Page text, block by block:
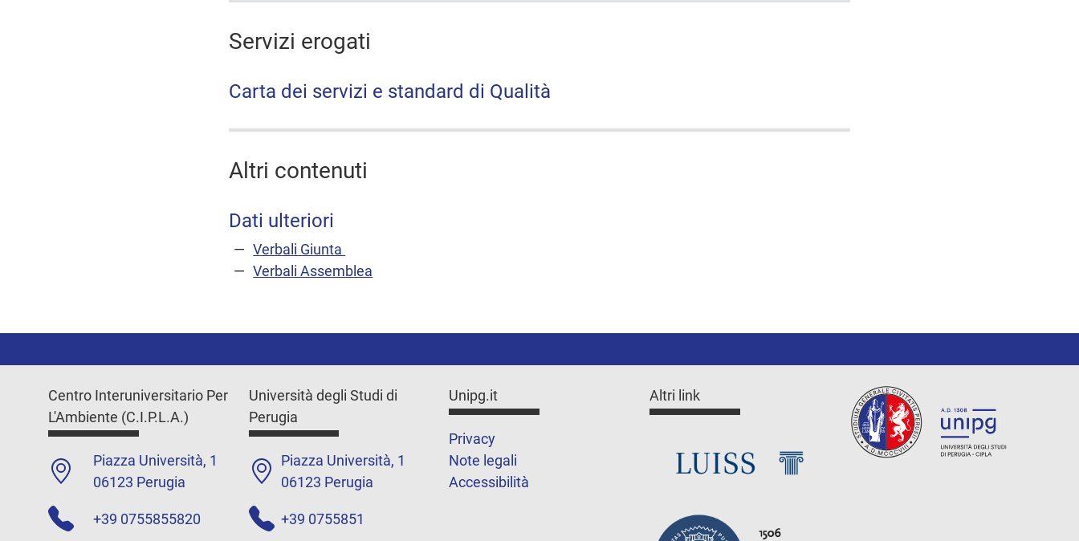
Servizi erogati
Carta dei servizi e standard di Qualità
Altri contenuti
Dati ulteriori
Verbali Giunta
Verbali Assemblea
Centro Interuniversitario Per
L'Ambiente (C.I.P.L.A.)
Piazza Università, 1
06123 Perugia
+39 0755855820
Università degli Studi di
Perugia
Piazza Università, 1
06123 Perugia
+39 0755851
Unipg.it
Privacy
Note legali
Accessibilità
Altri link